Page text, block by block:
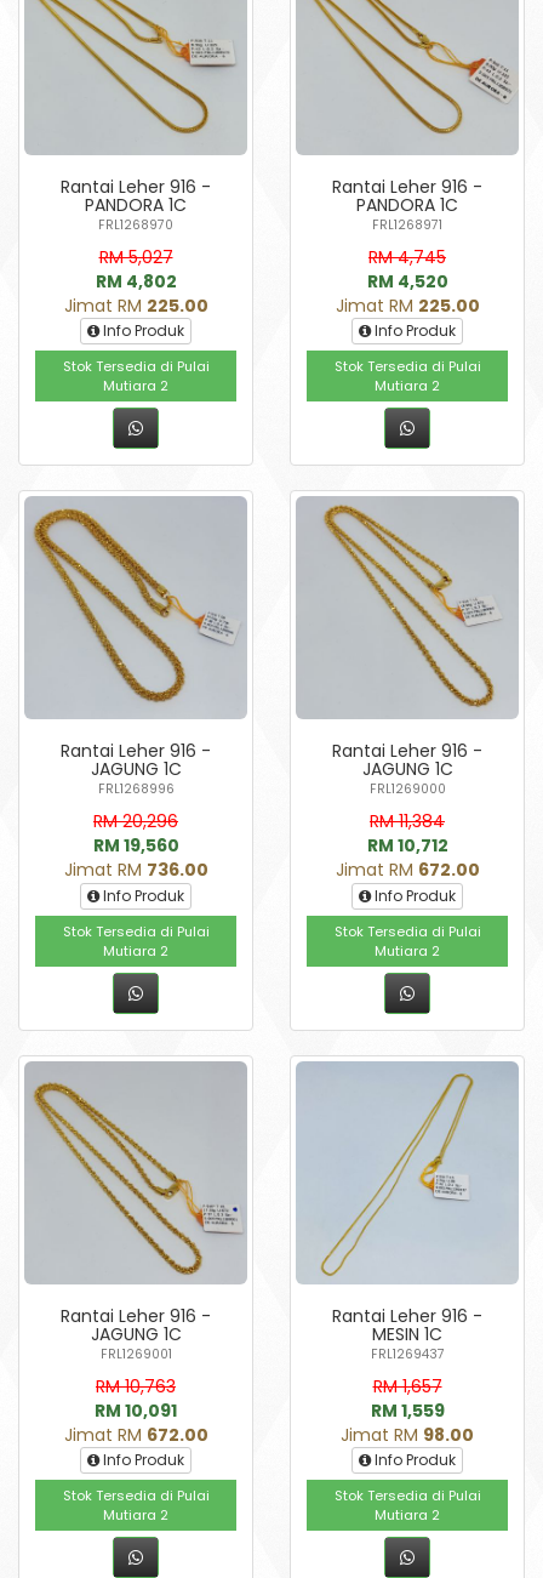
Rantai Leher 916 -
PANDORA 1C
FRL1268970
RM 5,027
RM 4,802
Jimat RM 225.00
Info Produk
Stok Tersedia di Pulai
Mutiara 2
Rantai Leher 916 -
PANDORA 1C
FRL1268971
RM 4,745
RM 4,520
Jimat RM 225.00
Info Produk
Stok Tersedia di Pulai
Mutiara 2
Rantai Leher 916 -
JAGUNG 1C
FRL1268996
RM 20,296
RM 19,560
Jimat RM 736.00
Info Produk
Stok Tersedia di Pulai
Mutiara 2
Rantai Leher 916 -
JAGUNG 1C
FRL1269000
RM 11,384
RM 10,712
Jimat RM 672.00
Info Produk
Stok Tersedia di Pulai
Mutiara 2
Rantai Leher 916 -
JAGUNG 1C
FRL1269001
RM 10,763
RM 10,091
Jimat RM 672.00
Info Produk
Stok Tersedia di Pulai
Mutiara 2
Rantai Leher 916 -
MESIN 1C
FRL1269437
RM 1,657
RM 1,559
Jimat RM 98.00
Info Produk
Stok Tersedia di Pulai
Mutiara 2